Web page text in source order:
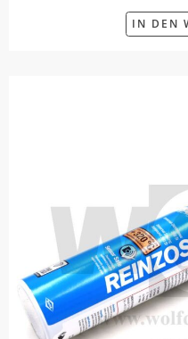
IN DEN